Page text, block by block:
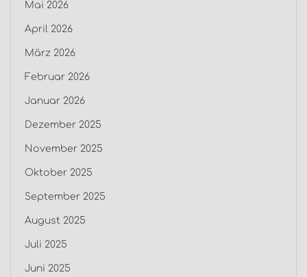
Mai 2026
April 2026
März 2026
Februar 2026
Januar 2026
Dezember 2025
November 2025
Oktober 2025
September 2025
August 2025
Juli 2025
Juni 2025